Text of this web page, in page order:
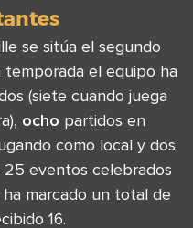
se sitúa el segundo
temporada el equipo ha
(siete cuando juega
ocho partidos en
como local y dos
25 eventos celebrados
marcado un total de
16.